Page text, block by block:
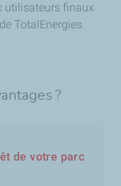
utilisateurs finaux
TotalEnergies.
?
de votre parc